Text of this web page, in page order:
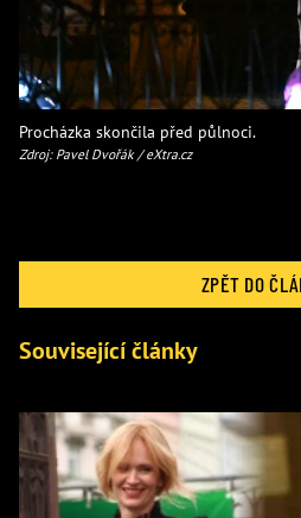
Procházka skončila před půlnoci.
Zdroj: Pavel Dvořák / eXtra.cz
ZPĚT DO
Související články